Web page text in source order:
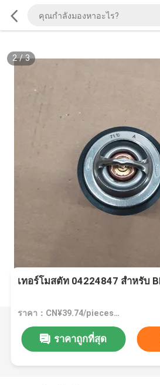
2/3
เทอร์โมสตัท 04224847 สำหรับ
ราคา：CN¥39.74/pieces 1-99 pieces
ราคาถูกที่สุด